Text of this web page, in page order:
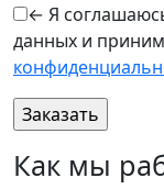
← Я
данных и
Как мы